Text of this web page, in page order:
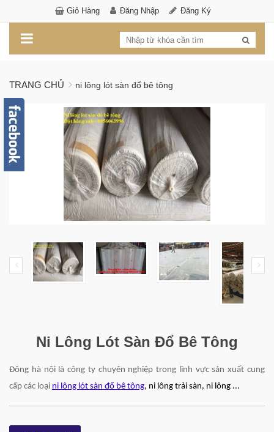
Giỏ Hàng Đăng Nhập Đăng Ký
TRANG CHỦ ni lông lót sàn đổ bê tông
Ni Lông Lót Sàn Đổ Bê Tông
Đông hà nội là công ty chuyên nghiệp trong lĩnh vực sản xuất cung
cấp các loại ni lông lót sàn đổ bê tông, ni lông trải sàn, ni lông ...